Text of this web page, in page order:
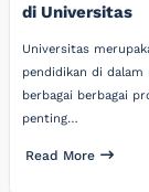
di Universitas
Universitas
pendidikan di
berbagai berbagai
penting…
Read More